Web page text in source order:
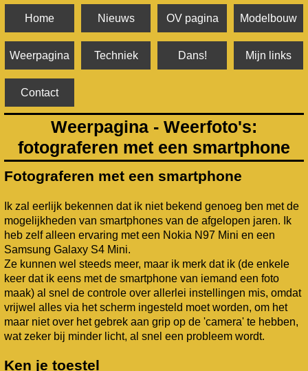
Home Nieuws OV pagina Modelbouw
Weerpagina Techniek Dans! Mijn links
Contact
Weerpagina - Weerfoto's:
fotograferen met een smartphone
Fotograferen met een smartphone
Ik zal eerlijk bekennen dat ik niet bekend genoeg ben met de
mogelijkheden van smartphones van de afgelopen jaren. Ik
heb zelf alleen ervaring met een Nokia N97 Mini en een
Samsung Galaxy S4 Mini.
Ze kunnen wel steeds meer, maar ik merk dat ik (de enkele
keer dat ik eens met de smartphone van iemand een foto
maak) al snel de controle over allerlei instellingen mis, omdat
vrijwel alles via het scherm ingesteld moet worden, om het
maar niet over het gebrek aan grip op de 'camera' te hebben,
wat zeker bij minder licht, al snel een probleem wordt.
Ken je toestel